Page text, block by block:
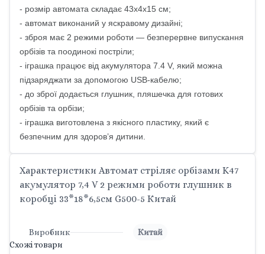
- розмір автомата складає 43х4х15 см;
- автомат виконаний у яскравому дизайні;
- зброя має 2 режими роботи — безперервне випускання
орбізів та поодинокі постріли;
- іграшка працює від акумулятора 7.4 V, який можна
підзаряджати за допомогою USB-кабелю;
- до зброї додається глушник, пляшечка для готових
орбізів та орбізи;
- іграшка виготовлена з якісного пластику, який є
безпечним для здоров’я дитини.
Характеристики Автомат стріляє орбізами K47
акумулятор 7,4 V 2 режими роботи глушник в
коробці 33*18*6,5см G500-5 Китай
Виробник
Китай
Схожі товари